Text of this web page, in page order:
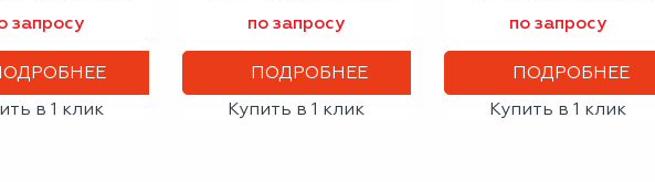
запросу
в 1 клик
коричневый
по запросу
ПОДРОБНЕЕ
Купить в 1 клик
по запросу
ПОДРОБНЕЕ
Купить в 1 клик